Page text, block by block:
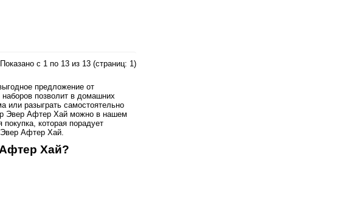
Показано с 1 по 13 из 13 (страниц: 1)
предложение от
позволит в домашних
или разыграть самостоятельно
Эвер Афтер Хай можно в нашем
которая порадует
Афтер Хай.
Хай?